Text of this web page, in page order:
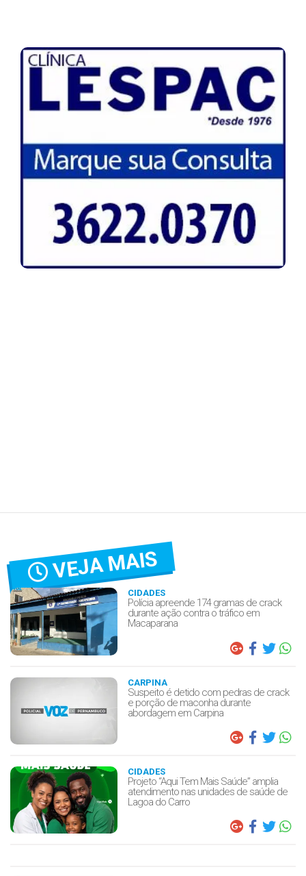
VEJA MAIS
CIDADES
Polícia apreende 174 gramas de crack
durante ação contra o tráfico em
Macaparana
CARPINA
Suspeito é detido com pedras de crack
e porção de maconha durante
abordagem em Carpina
CIDADES
Projeto “Aqui Tem Mais Saúde” amplia
atendimento nas unidades de saúde de
Lagoa do Carro